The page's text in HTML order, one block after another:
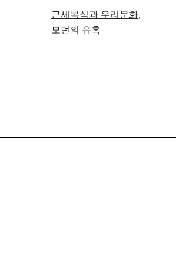
근세복식과 우리문화,
모던의 유혹